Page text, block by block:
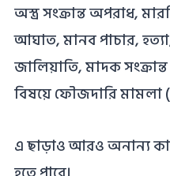
অস্ত্র সংক্রান্ত অপরাধ,
আঘাত, মানব পাচার,
জালিয়াতি, মাদক
বিষয়ে ফৌজদারি মামলা
এ ছাড়াও আরও অনান্য